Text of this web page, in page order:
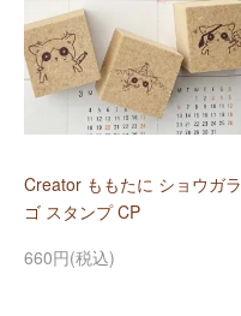
Creator ももたに ショウガラ
ゴ スタンプ CP
660円(税込)